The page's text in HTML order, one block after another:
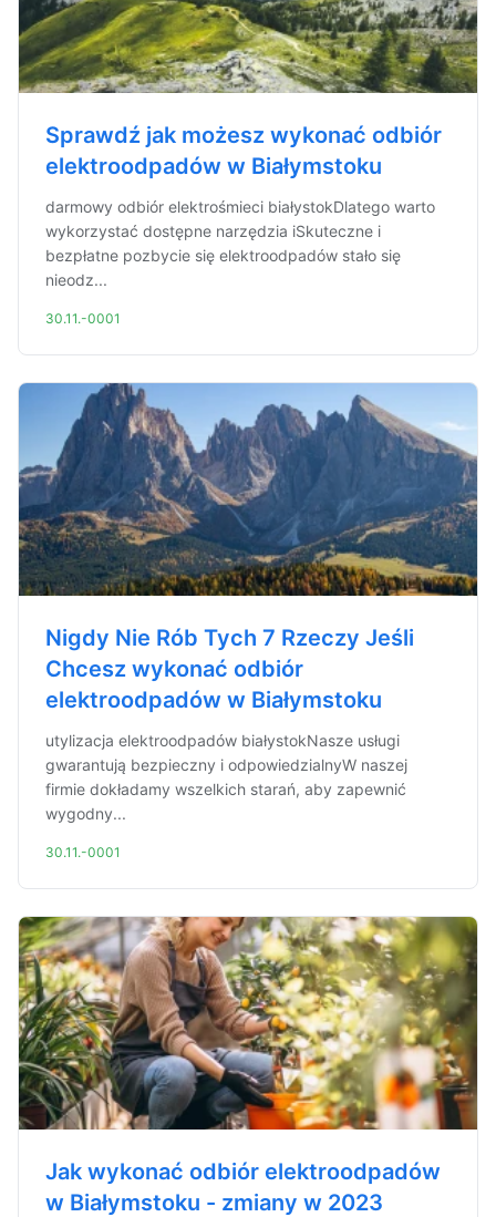
Sprawdź jak możesz wykonać odbiór
elektroodpadów w Białymstoku
darmowy odbiór elektrośmieci białystokDlatego warto
wykorzystać dostępne narzędzia iSkuteczne i
bezpłatne pozbycie się elektroodpadów stało się
nieodz...
30.11.-0001
Nigdy Nie Rób Tych 7 Rzeczy Jeśli
Chcesz wykonać odbiór
elektroodpadów w Białymstoku
utylizacja elektroodpadów białystokNasze usługi
gwarantują bezpieczny i odpowiedzialnyW naszej
firmie dokładamy wszelkich starań, aby zapewnić
wygodny...
30.11.-0001
Jak wykonać odbiór elektroodpadów
w Białymstoku - zmiany w 2023